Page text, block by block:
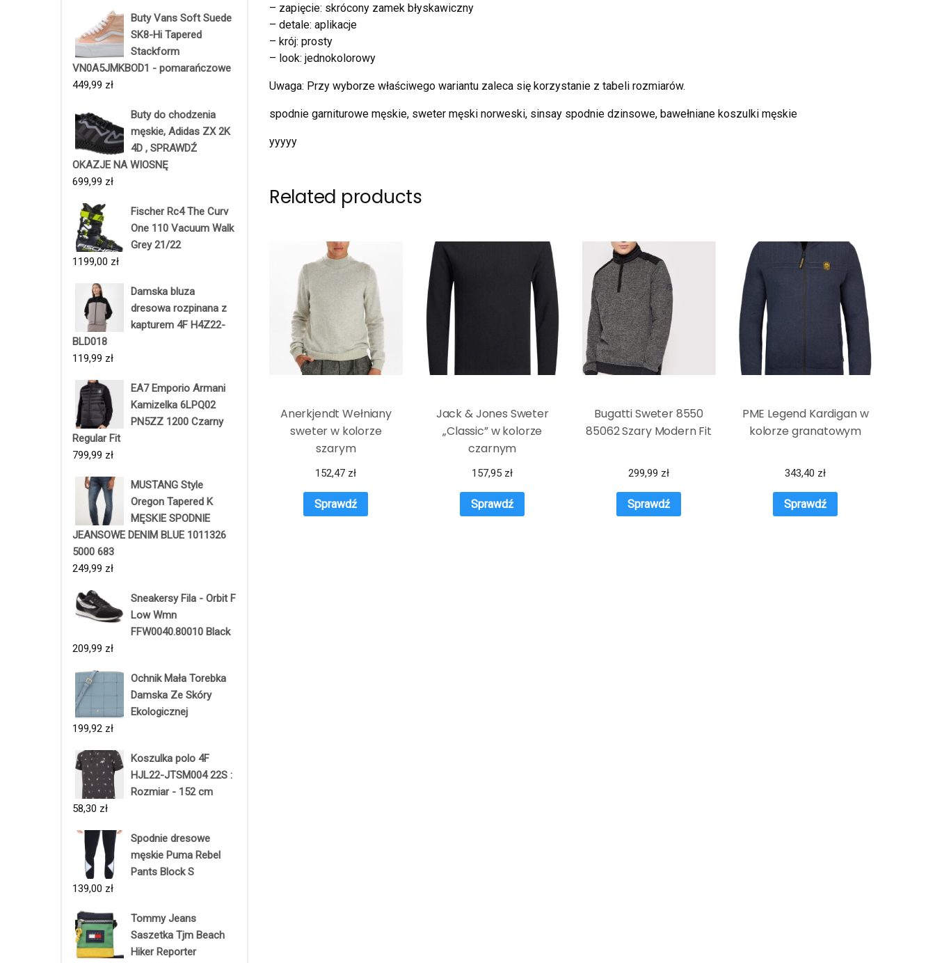
Buty Vans Soft Suede
SK8-Hi Tapered
Stackform
VN0A5JMKBOD1 - pomarańczowe
449,99 zł
Buty do chodzenia
męskie, Adidas ZX 2K
4D , SPRAWDŹ
OKAZJE NA WIOSNĘ
699,99 zł
Fischer Rc4 The Curv
One 110 Vacuum Walk
Grey 21/22
1199,00 zł
Damska bluza
dresowa rozpinana z
kapturem 4F H4Z22-
BLD018
119,99 zł
EA7 Emporio Armani
Kamizelka 6LPQ02
PN5ZZ 1200 Czarny
Regular Fit
799,99 zł
MUSTANG Style
Oregon Tapered K
MĘSKIE SPODNIE
JEANSOWE DENIM BLUE 1011326
5000 683
249,99 zł
Sneakersy Fila - Orbit F
Low Wmn
FFW0040.80010 Black
209,99 zł
Ochnik Mała Torebka
Damska Ze Skóry
Ekologicznej
199,92 zł
Koszulka polo 4F
HJL22-JTSM004 22S :
Rozmiar - 152 cm
58,30 zł
Spodnie dresowe
męskie Puma Rebel
Pants Block S
139,00 zł
Tommy Jeans
Saszetka Tjm Beach
Hiker Reporter
– zapięcie: skrócony zamek błyskawiczny
– detale: aplikacje
– krój: prosty
– look: jednokolorowy
Uwaga: Przy wyborze właściwego wariantu zaleca się korzystanie z tabeli rozmiarów.
spodnie garniturowe męskie, sweter męski norweski, sinsay spodnie dzinsowe, bawełniane koszulki męskie
yyyyy
Related products
Anerkjendt Wełniany
sweter w kolorze
szarym
152,47 zł
Sprawdź
Jack & Jones Sweter
„Classic” w kolorze
czarnym
157,95 zł
Sprawdź
Bugatti Sweter 8550
85062 Szary Modern Fit
299,99 zł
Sprawdź
PME Legend Kardigan w
kolorze granatowym
343,40 zł
Sprawdź